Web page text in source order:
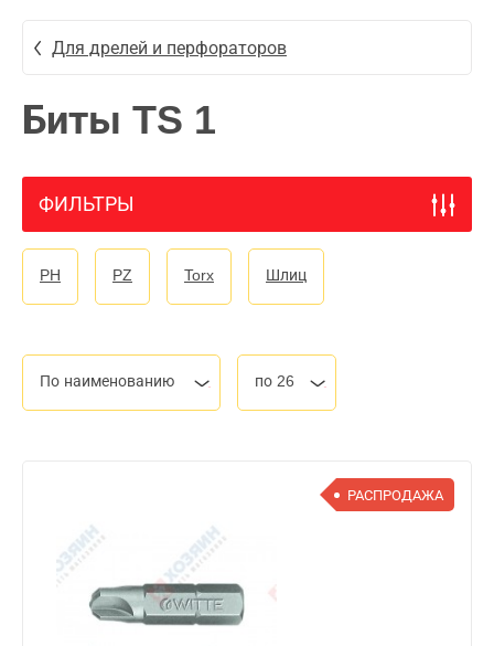
Для дрелей и перфораторов
Биты TS 1
ФИЛЬТРЫ
PH PZ Torx Шлиц
По наименованию по 26
РАСПРОДАЖА